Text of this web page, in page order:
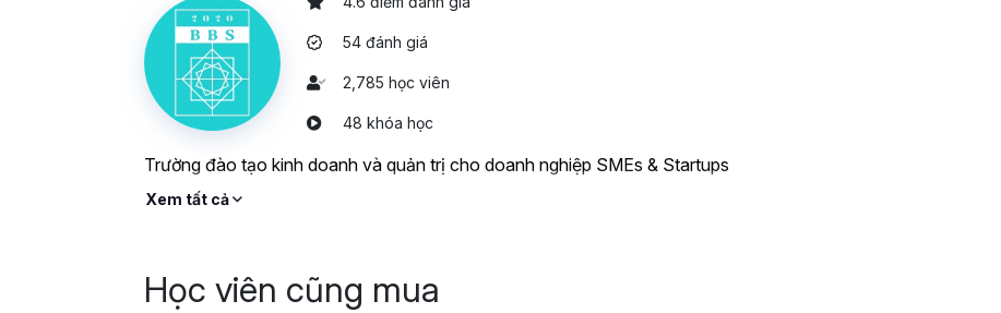
động hơn, không khí làm việc bớt căng thẳng và kết quả đạt được nhanh hơn, đúng hơn. Nếu bạn
muốn nhân viên thực thi thay vì chờ nhắc, muốn kế hoạch vận hành chạy bằng hệ thống chứ
không phải bằng cảm xúc, bạn nên tham gia ngay khóa học này. Đăng ký để bắt đầu giao việc
đúng cách – và để người khác thực sự làm thay bạn.
54 đánh giá
2,785 học viên
48 khóa học
Trường đào tạo kinh doanh và quản trị cho doanh nghiệp SMEs & Startups
Xem tất cả
Học viên cũng mua